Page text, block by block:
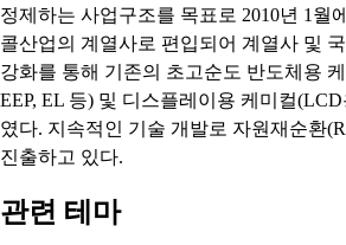
정제하는 사업구조를 목표로 2010년 1월
콜산업의 계열사로 편입되어 계열사 및
강화를 통해 기존의 초고순도 반도체용
EEP, EL 등) 및 디스플레이용 케미컬
였다. 지속적인 기술 개발로 자원재순환
진출하고 있다.
관련 테마